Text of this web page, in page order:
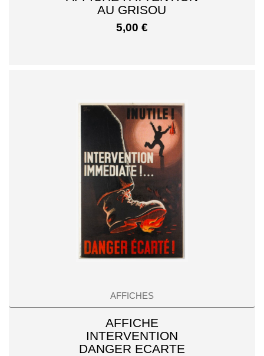
AU GRISOU
5,00 €
AFFICHES
AFFICHE
INTERVENTION
DANGER ECARTE